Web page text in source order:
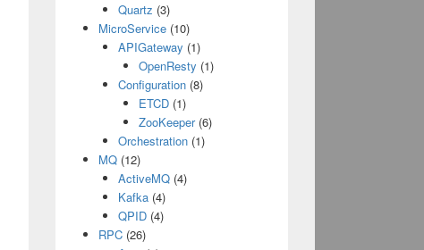
Quartz (3)
MicroService(10)
APIGateway (1)
OpenResty (1)
Configuration (8)
ETCD(1)
ZooKeeper(6)
Orchestration (1)
MQ(12)
ActiveMQ (4)
Kafka (4)
QPID (4)
RPC(26)